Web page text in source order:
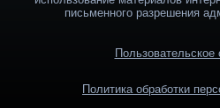
письменного разрешения
Пользовательское
Политика обработки